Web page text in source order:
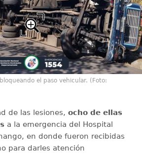
el paso vehicular. (Foto:
de las lesiones, ocho de ellas
a la emergencia del Hospital
en donde fueron recibidas
para darles atención